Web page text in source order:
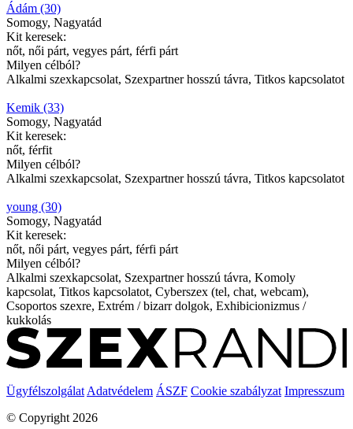
Ádám (30)
Somogy, Nagyatád
Kit keresek:
nőt, női párt, vegyes párt, férfi párt
Milyen célból?
Alkalmi szexkapcsolat, Szexpartner hosszú távra, Titkos kapcsolatot
Kemik (33)
Somogy, Nagyatád
Kit keresek:
nőt, férfit
Milyen célból?
Alkalmi szexkapcsolat, Szexpartner hosszú távra, Titkos kapcsolatot
young (30)
Somogy, Nagyatád
Kit keresek:
nőt, női párt, vegyes párt, férfi párt
Milyen célból?
Alkalmi szexkapcsolat, Szexpartner hosszú távra, Komoly
kapcsolat, Titkos kapcsolatot, Cyberszex (tel, chat, webcam),
Csoportos szexre, Extrém / bizarr dolgok, Exhibicionizmus /
kukkolás
Ügyfélszolgálat Adatvédelem ÁSZF Cookie szabályzat Impresszum
© Copyright 2026